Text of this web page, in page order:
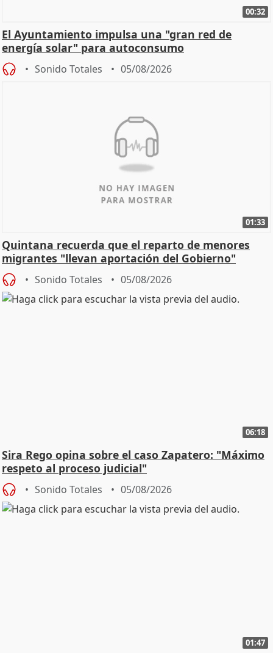
00:32
El Ayuntamiento impulsa una "gran red de
energía solar" para autoconsumo
Sonido Totales 05/08/2026
01:33
Quintana recuerda que el reparto de menores
migrantes "llevan aportación del Gobierno"
central
Sonido Totales 05/08/2026
06:18
Sira Rego opina sobre el caso Zapatero: "Máximo
respeto al proceso judicial"
Sonido Totales 05/08/2026
01:47